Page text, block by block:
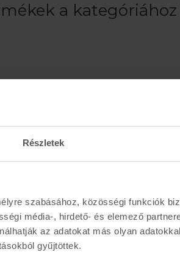
Részletek
szabásához, közösségi funkciók
média-, hirdető- és elemező
az adatokat más olyan
gyűjtöttek.
a kategóriához
TOKO
ARKANSAS STONE
13.000 Ft